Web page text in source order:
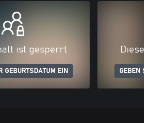
ist gesperrt
GEBURTSDATUM EIN GEBEN